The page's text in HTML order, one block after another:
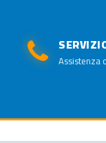
Assistenza